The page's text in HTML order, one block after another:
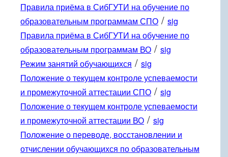
Правила приёма в СибГУТИ на обучение по
образовательным программам СПО / sig
Правила приёма в СибГУТИ на обучение по
образовательным программам ВО / sig
Режим занятий обучающихся / sig
Положение о текущем контроле успеваемости
и промежуточной аттестации СПО / sig
Положение о текущем контроле успеваемости
и промежуточной аттестации ВО / sig
Положение о переводе, восстановлении и
отчислении обучающихся по образовательным